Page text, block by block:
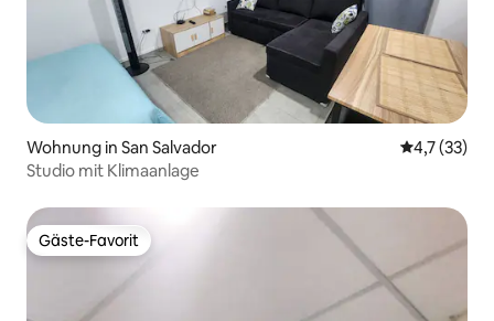
Wohnung in San Salvador
4,7 (33)
Studio mit Klimaanlage
Gäste-Favorit
Gäste-Favorit